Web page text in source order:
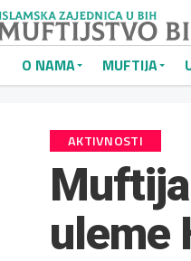
O NAMA MUFTIJA
AKTIVNOSTI
uleme